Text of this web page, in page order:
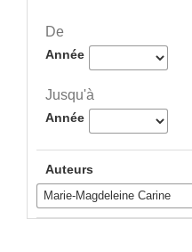
De
Année
Jusqu'à
Année
Auteurs